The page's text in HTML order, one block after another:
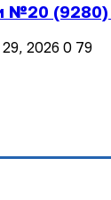
№20 (9280)
2026 0 79